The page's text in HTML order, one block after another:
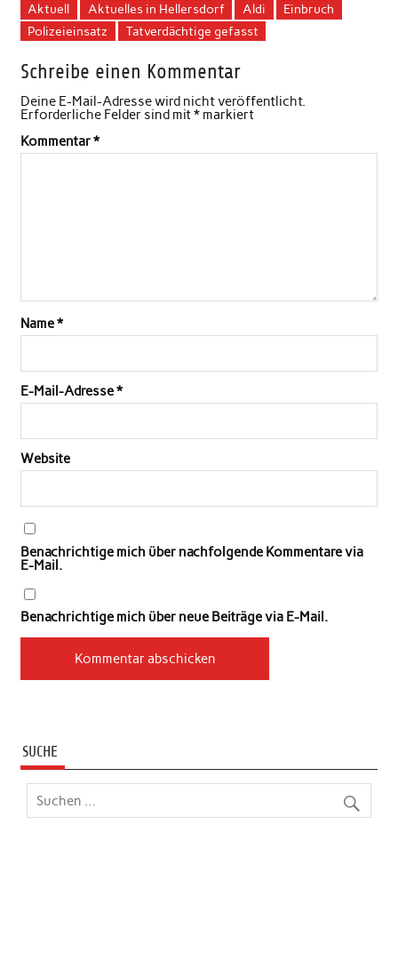
Aktuell Aktuelles in Hellersdorf Aldi
Einbruch
Polizeieinsatz
Tatverdächtige gefasst
Schreibe einen Kommentar
Deine E-Mail-Adresse wird nicht veröffentlicht.
Erforderliche Felder sind mit*markiert
Kommentar*
Name*
E-Mail-Adresse*
Website
Benachrichtige mich über nachfolgende Kommentare via
E-Mail.
Benachrichtige mich über neue Beiträge via E-Mail.
SUCHE